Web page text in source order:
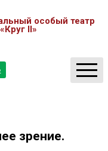
особый театр
«Круг II»
зрение.